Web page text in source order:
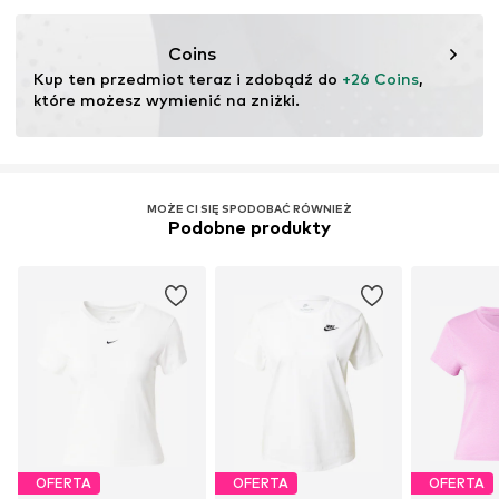
Coins
Kup ten przedmiot teraz i zdobądź do +26 Coins,
które możesz wymienić na zniżki.
MOŻE CI SIĘ SPODOBAĆ RÓWNIEŻ
Podobne produkty
OFERTA OFERTA OFERTA